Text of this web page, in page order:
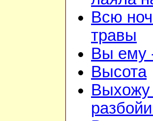
Всю
травы
Вы ему
Высота
Выхожу